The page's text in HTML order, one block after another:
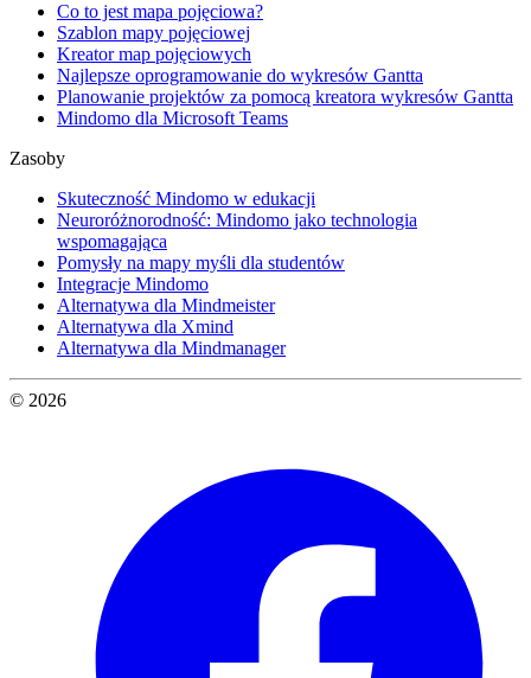
Co to jest mapa pojęciowa?
Szablon mapy pojęciowej
Kreator map pojęciowych
Najlepsze oprogramowanie do wykresów Gantta
Planowanie projektów za pomocą kreatora wykresów Gantta
Mindomo dla Microsoft Teams
Zasoby
Skuteczność Mindomo w edukacji
Neuroróżnorodność: Mindomo jako technologia
wspomagająca
Pomysły na mapy myśli dla studentów
Integracje Mindomo
Alternatywa dla Mindmeister
Alternatywa dla Xmind
Alternatywa dla Mindmanager
© 2026